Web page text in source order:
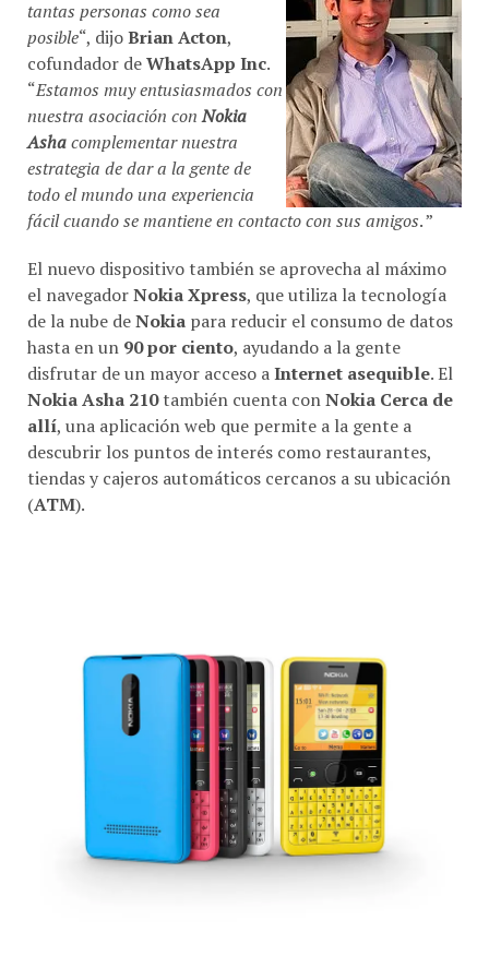
tantas personas como sea
posible“, dijoBrian Acton,
cofundador deWhatsApp Inc.
“Estamos muy entusiasmados con
nuestra asociación conNokia
Ashacomplementar nuestra
estrategia de dar a la gente de
todo el mundo una experiencia
fácil cuando se mantiene en contacto con sus amigos. ”
El nuevo dispositivo también se aprovecha al máximo
el navegadorNokia Xpress, que utiliza la tecnología
de la nube deNokia para reducir el consumo de datos
hasta en un 90 por ciento, ayudando a la gente
disfrutar de un mayor acceso aInternet asequible. El
Nokia Asha 210también cuenta conNokia Cerca de
allí, una aplicación web que permite a la gente a
descubrir los puntos de interés como restaurantes,
tiendas y cajeros automáticos cercanos a su ubicación
(ATM).